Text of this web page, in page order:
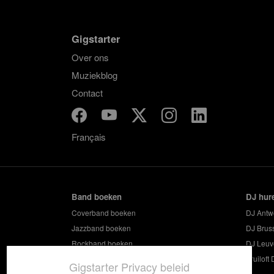
Gigstarter
Over ons
Muziekblog
Contact
Français
Band boeken
Coverband boeken
Jazzband boeken
Rockband boeken
DJ
DJ
DJ
DJ
Bruiloft
Gigstarter Privacy beleid